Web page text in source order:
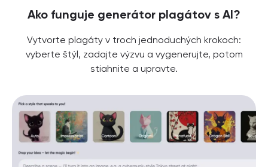
Ako funguje generátor plagátov s AI?
Vytvorte plagáty v troch jednoduchých krokoch:
vyberte štýl, zadajte výzvu a vygenerujte, potom
stiahnite a upravte.